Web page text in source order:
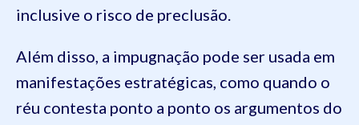
inclusive o risco de preclusão.
Além disso, a impugnação pode ser usada em
manifestações estratégicas, como quando o
réu contesta ponto a ponto os argumentos do